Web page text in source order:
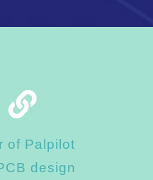
of Palpilot
design